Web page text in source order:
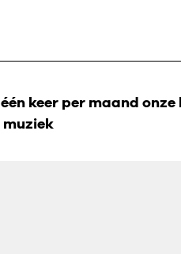
keer per maand
muziek